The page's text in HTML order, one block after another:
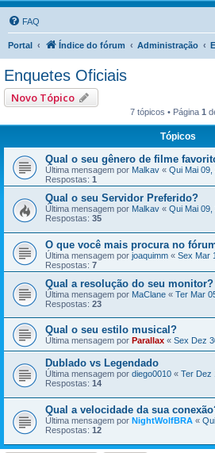
FAQ
Portal Índice do fórum Administração
Enquetes Oficiais
Novo Tópico
7 tópicos • Página 1
Tópicos
Qual o seu gênero de filme
Última mensagem por Malkav « Qui Mai 09,
Respostas: 1
Qual o seu Servidor Preferido?
Última mensagem por Malkav « Qui Mai 09,
Respostas: 35
O que você mais procura no
Última mensagem por joaquimm « Sex Mar
Respostas: 7
Qual a resolução do seu monitor?
Última mensagem por MaClane « Ter Mar
Respostas: 23
Qual o seu estilo musical?
Última mensagem por Parallax « Sex Dez
Dublado vs Legendado
Última mensagem por diego0010 « Ter Dez
Respostas: 14
Qual a velocidade da sua
Última mensagem por NightWolfBRA «
Respostas: 12